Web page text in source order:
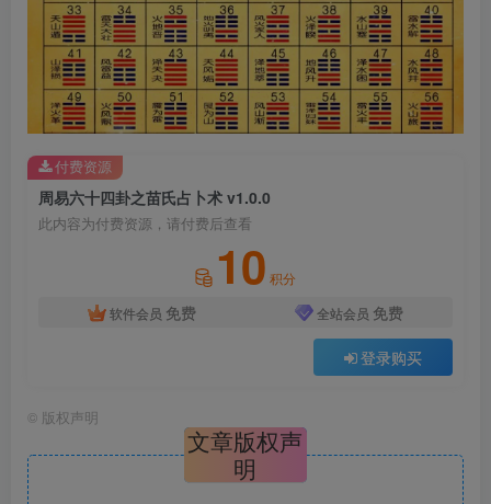
周易六十四卦之苗氏占卜术 v1.0.0
此内容为付费资源，请付费后查看
10 积分
软件会员 免费 全站会员 免费
登录购买
付费资源
© 版权声明
文章版权声
明